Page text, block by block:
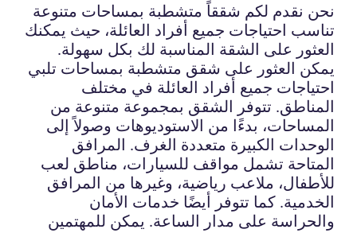
نحن نقدم لكم شققاً متشطبة بمساحات متنوعة
تناسب احتياجات جميع أفراد العائلة، حيث يمكنك
العثور على الشقة المناسبة لك بكل سهولة.
يمكن العثور على شقق متشطبة بمساحات تلبي
احتياجات جميع أفراد العائلة في مختلف
المناطق. تتوفر الشقق بمجموعة متنوعة من
المساحات، بدءًا من الاستوديوهات وصولاً إلى
الوحدات الكبيرة متعددة الغرف. المرافق
المتاحة تشمل مواقف للسيارات، مناطق لعب
للأطفال، ملاعب رياضية، وغيرها من المرافق
الخدمية. كما تتوفر أيضًا خدمات الأمان
والحراسة على مدار الساعة. يمكن للمهتمين